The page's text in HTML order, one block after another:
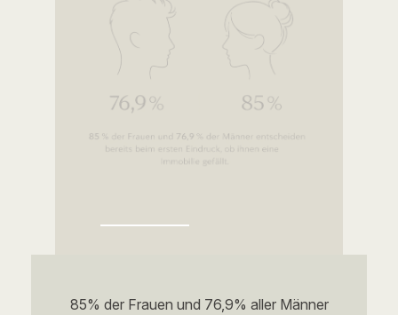
85% der Frauen und 76,9% aller Männer